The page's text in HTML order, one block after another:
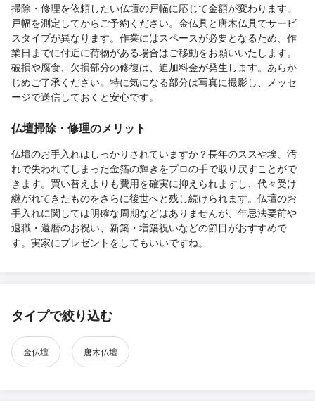
掃除・修理を依頼したい仏壇の戸幅に応じて金額が変わります。
戸幅を測定してからご予約ください。金仏具と唐木仏具でサービ
スタイプが異なります。作業にはスペースが必要となるため、作
業日までに付近に荷物がある場合はご移動をお願いいたします。
破損や腐食、欠損部分の修復は、追加料金が発生します。あらか
じめご了承ください。特に気になる部分は写真に撮影し、メッセ
ージで送信しておくと安心です。
仏壇掃除・修理のメリット
仏壇のお手入れはしっかりされていますか？長年のススや埃、汚
れで失われてしまった金箔の輝きをプロの手で取り戻すことがで
きます。買い替えよりも費用を確実に抑えられますし、代々受け
継がれてきたものをさらに後世へと残し続けられます。仏壇のお
手入れに関しては明確な周期などはありませんが、年忌法要前や
退職・還暦のお祝い、新築・増築祝いなどの節目がおすすめで
す。実家にプレゼントをしてもいいですね。
タイプで絞り込む
金仏壇 唐木仏壇